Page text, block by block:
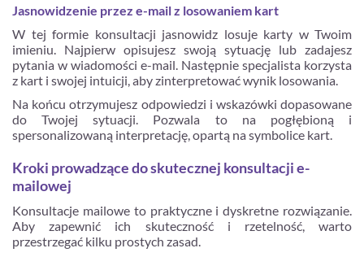
Jasnowidzenie przez e-mail z losowaniem kart
W tej formie konsultacji jasnowidz losuje karty w Twoim
imieniu. Najpierw opisujesz swoją sytuację lub zadajesz
pytania w wiadomości e-mail. Następnie specjalista korzysta
z kart i swojej intuicji, aby zinterpretować wynik losowania.
Na końcu otrzymujesz odpowiedzi i wskazówki dopasowane
do Twojej sytuacji. Pozwala to na pogłębioną i
spersonalizowaną interpretację, opartą na symbolice kart.
Kroki prowadzące do skutecznej konsultacji e-
mailowej
Konsultacje mailowe to praktyczne i dyskretne rozwiązanie.
Aby zapewnić ich skuteczność i rzetelność, warto
przestrzegać kilku prostych zasad.